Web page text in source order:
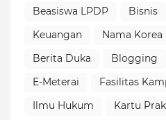
Beasiswa LPDP
Bisnis
Keuangan
Nama Korea
Berita Duka
Blogging
E-Meterai
Fasilitas
Ilmu Hukum
Kartu